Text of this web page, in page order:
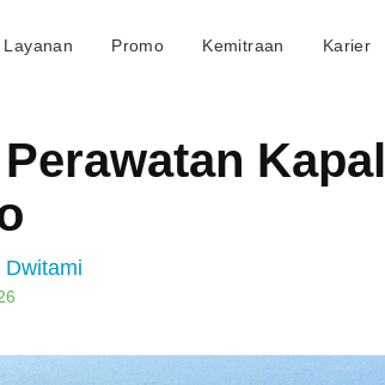
Layanan Promo Kemitraan Karier
Kapal
Dwitami